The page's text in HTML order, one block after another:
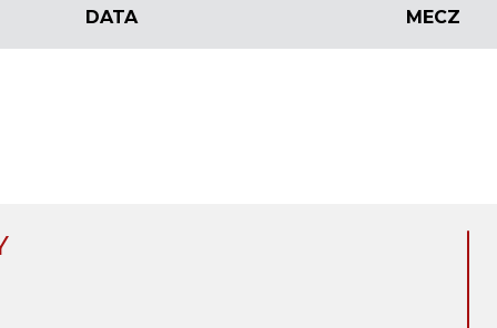
DATA MECZ